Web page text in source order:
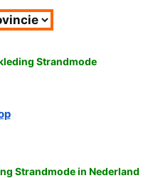
Strandmode
Strandmode in Nederland